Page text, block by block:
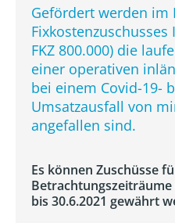
Gefördert werden im
Fixkostenzuschusses
FKZ 800.000) die
einer operativen
bei einem Covid-19-
Umsatzausfall von
angefallen sind.
Es können Zuschüsse
Betrachtungszeiträume
bis 30.6.2021 gewährt